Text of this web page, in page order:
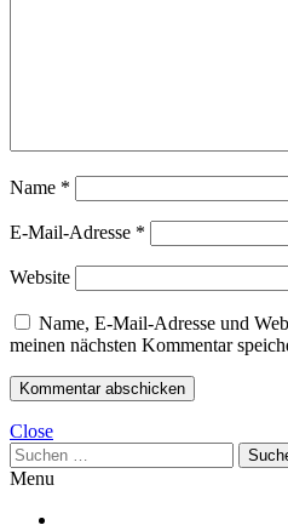
Name *
E-Mail-Adresse *
Website
Name, E-Mail-Adresse und
meinen nächsten Kommentar
Close
Suchen
nach:
Menu